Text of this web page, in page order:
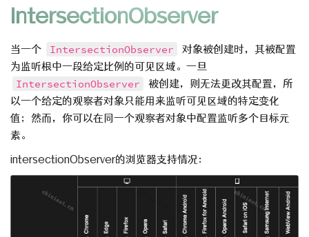
IntersectionObserver
当一个 IntersectionObserver
对象被创建时，其被配置
为监听根中一段给定比例的可见区域。一旦
IntersectionObserver
被创建，则无法更改其配置，所
以一个给定的观察者对象只能用来监听可见区域的特定变化
值；然而，你可以在同一个观察者对象中配置监听多个目标元
素。
intersectionObserver的浏览器支持情况：